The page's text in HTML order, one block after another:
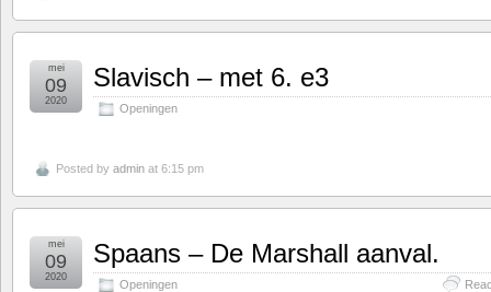
Slavisch – met 6. e3
Openingen
mei
09
2020
Posted by admin at 6:15 pm
Spaans – De Marshall aanval.
Openingen
mei
09
2020